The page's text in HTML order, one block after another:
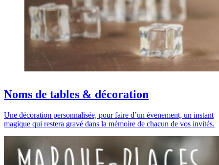
Noms de tables & décoration
Une décoration personnalisée, pour faire d’un évenement, un instant
magique qui restera gravé dans la mémoire de chacun de vos invités.